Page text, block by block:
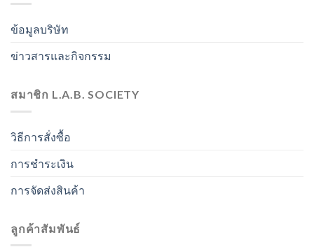
ข้อมูลบริษัท
ข่าวสารและกิจกรรม
สมาชิก L.A.B. SOCIETY
วิธีการสั่งซื้อ
การชำระเงิน
การจัดส่งสินค้า
ลูกค้าสัมพันธ์